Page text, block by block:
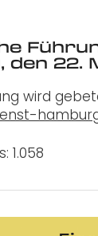
den 22.
wird
1.058